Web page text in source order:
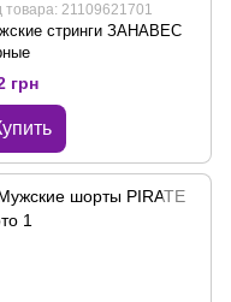
товара: 21109621701
стринги ЗАНАВЕС
грн